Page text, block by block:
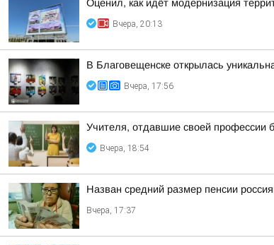
Оценил, как идёт модернизация
Вчера, 20:13
В Благовещенске открылась
Вчера, 17:56
Учителя, отдавшие своей профессии
Вчера, 18:54
Назван средний размер пенсии
Вчера, 17:37